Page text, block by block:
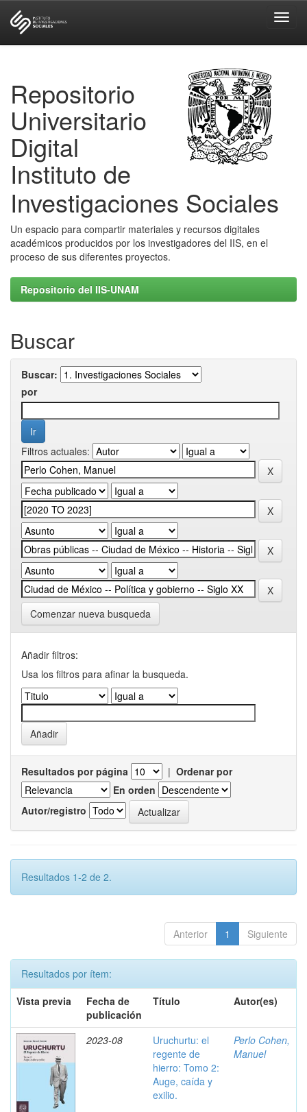
Repositorio
Universitario
Digital
Instituto de
Investigaciones Sociales
Un espacio para compartir materiales y recursos digitales
académicos producidos por los investigadores del IIS, en el
proceso de sus diferentes proyectos.
Repositorio del IIS-UNAM
Buscar
Buscar:
por
Filtros actuales:
Comenzar nueva busqueda
Añadir filtros:
Usa los filtros para afinar la busqueda.
Resultados por página | Ordenar por
En orden
Autor/registro
Resultados 1-2 de 2.
Anterior 1 Siguiente
Resultados por ítem:
Vista previa
Fecha de
publicación
Título Autor(es)
2023-08
Uruchurtu: el
regente de
hierro: Tomo 2:
Auge, caída y
exilio.
Perlo Cohen,
Manuel